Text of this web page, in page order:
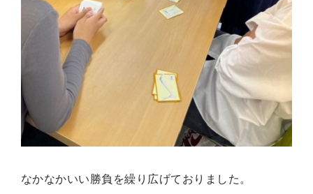
なかなかいい勝負を繰り広げておりました。